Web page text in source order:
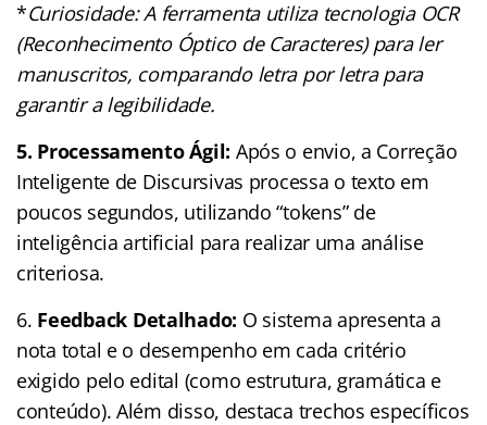
*Curiosidade: A ferramenta utiliza tecnologia OCR
(Reconhecimento Óptico de Caracteres) para ler
manuscritos, comparando letra por letra para
garantir a legibilidade.
5. Processamento Ágil: Após o envio, a Correção
Inteligente de Discursivas processa o texto em
poucos segundos, utilizando “tokens” de
inteligência artificial para realizar uma análise
criteriosa.
6. Feedback Detalhado: O sistema apresenta a
nota total e o desempenho em cada critério
exigido pelo edital (como estrutura, gramática e
conteúdo). Além disso, destaca trechos específicos